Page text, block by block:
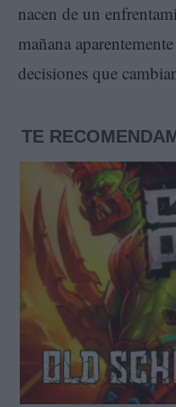
nacen de un
mañana
decisiones que
TE